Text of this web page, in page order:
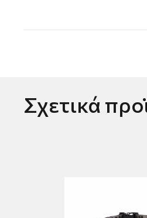
Σχετικά